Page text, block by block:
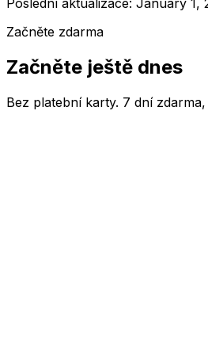
Poslední aktualizace: January 1,
Začněte zdarma
Začněte ještě dnes
Bez platební karty. 7 dní